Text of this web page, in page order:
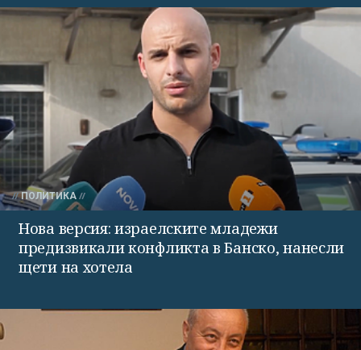
ПОЛИТИКА
Нова версия: израелските младежи
предизвикали конфликта в Банско, нанесли
щети на хотела